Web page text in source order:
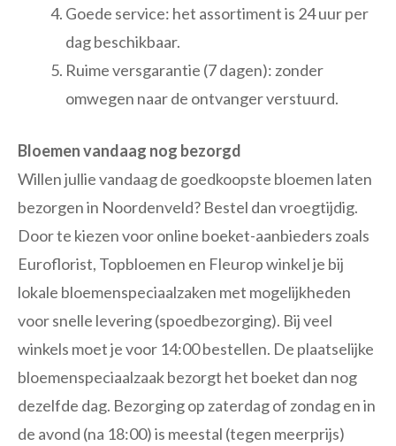
Goede service: het assortiment is 24 uur per
dag beschikbaar.
Ruime versgarantie (7 dagen): zonder
omwegen naar de ontvanger verstuurd.
Bloemen vandaag nog bezorgd
Willen jullie vandaag de goedkoopste bloemen laten
bezorgen in Noordenveld? Bestel dan vroegtijdig.
Door te kiezen voor online boeket-aanbieders zoals
Euroflorist, Topbloemen en Fleurop winkel je bij
lokale bloemenspeciaalzaken met mogelijkheden
voor snelle levering (spoedbezorging). Bij veel
winkels moet je voor 14:00 bestellen. De plaatselijke
bloemenspeciaalzaak bezorgt het boeket dan nog
dezelfde dag. Bezorging op zaterdag of zondag en in
de avond (na 18:00) is meestal (tegen meerprijs)